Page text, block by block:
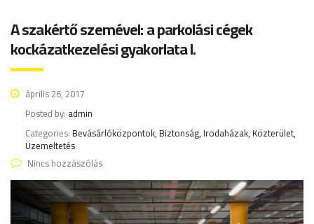
A szakértő szemével: a parkolási cégek
kockázatkezelési gyakorlata I.
április 26, 2017
Posted by: admin
Categories:Bevásárlóközpontok, Biztonság, Irodaházak, Közterület,
Üzemeltetés
Nincs hozzászólás